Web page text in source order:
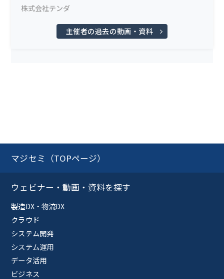
株式会社テンダ
主催者の過去の動画・資料
マジセミ（TOPページ）
ウェビナー・動画・資料を探す
製造DX・物流DX
クラウド
システム開発
システム運用
データ活用
ビジネス